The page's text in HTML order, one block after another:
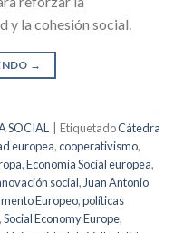
y la cohesión social.
→
SOCIAL EtiquetadoCátedra
europea,cooperativismo,
,Economía Social europea,
social, Juan Antonio
Europeo,políticas
,Social Economy Europe,